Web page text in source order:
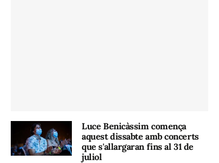
Luce Benicàssim comença
aquest dissabte amb concerts
que s'allargaran fins al 31 de
juliol